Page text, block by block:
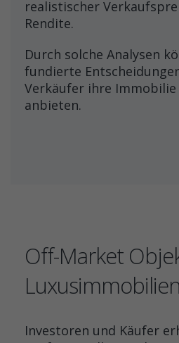
realistischer
Rendite.
Durch solche Analysen
fundierte
Verkäufer ihre
anbieten.
Off-Market
Luxusimmobilien
Investoren und Käufer